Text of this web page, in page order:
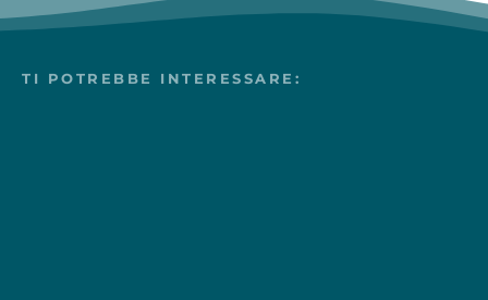
TI POTREBBE INTERESSARE: